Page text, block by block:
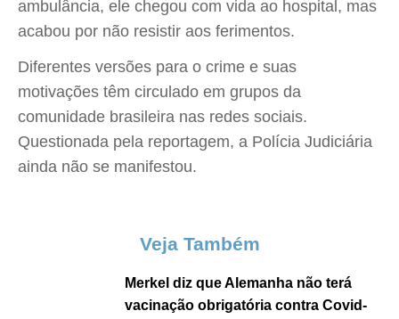
ambulância, ele chegou com vida ao hospital, mas
acabou por não resistir aos ferimentos.
Diferentes versões para o crime e suas
motivações têm circulado em grupos da
comunidade brasileira nas redes sociais.
Questionada pela reportagem, a Polícia Judiciária
ainda não se manifestou.
Veja Também
Merkel diz que Alemanha não terá
vacinação obrigatória contra Covid-